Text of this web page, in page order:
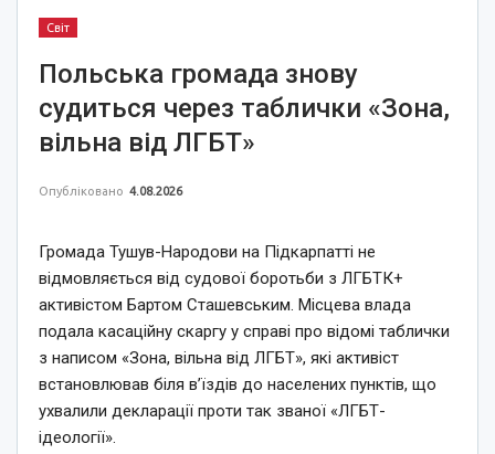
Світ
Польська громада знову
судиться через таблички «Зона,
вільна від ЛГБТ»
Опубліковано 4.08.2026
Громада Тушув-Народови на Підкарпатті не
відмовляється від судової боротьби з ЛГБТК+
активістом Бартом Сташевським. Місцева влада
подала касаційну скаргу у справі про відомі таблички
з написом «Зона, вільна від ЛГБТ», які активіст
встановлював біля в’їздів до населених пунктів, що
ухвалили декларації проти так званої «ЛГБТ-
ідеології».